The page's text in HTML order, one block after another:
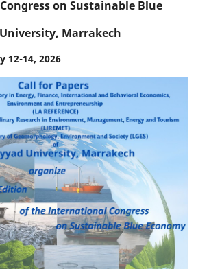
on Sustainable Blue
Marrakech
12-14, 2026